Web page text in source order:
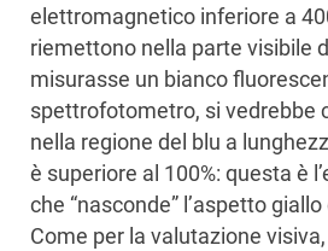
elettromagnetico inferiore a
riemettono nella parte visibile
misurasse un bianco
spettrofotometro, si vedrebbe
nella regione del blu a
è superiore al 100%: questa è
che “nasconde” l’aspetto
Come per la valutazione